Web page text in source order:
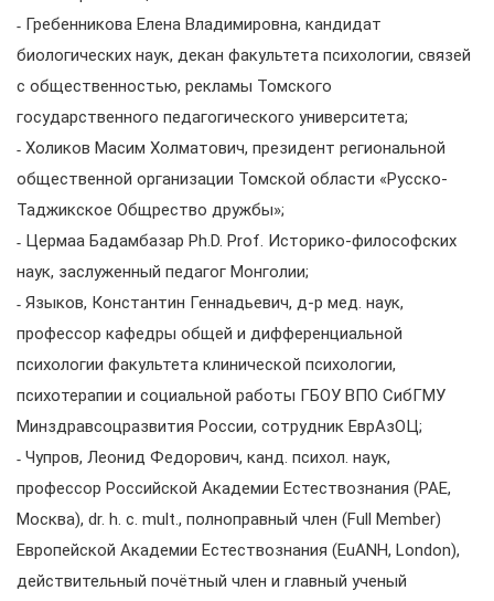
˗ Гребенникова Елена Владимировна, кандидат
биологических наук, декан факультета психологии, связей
с общественностью, рекламы Томского
государственного педагогического университета;
˗ Холиков Масим Холматович, президент региональной
общественной организации Томской области «Русско-
Таджикское Общрество дружбы»;
˗ Цермаа Бадамбазар Ph.D. Prof. Историко-философских
наук, заслуженный педагог Монголии;
˗ Языков, Константин Геннадьевич, д-р мед. наук,
профессор кафедры общей и дифференциальной
психологии факультета клинической психологии,
психотерапии и социальной работы ГБОУ ВПО СибГМУ
Минздравсоцразвития России, сотрудник ЕврАзОЦ;
˗ Чупров, Леонид Федорович, канд. психол. наук,
профессор Российской Академии Естествознания (РАЕ,
Москва), dr. h. c. mult., полноправный член (Full Member)
Европейской Академии Естествознания (EuANH, London),
действительный почётный член и главный ученый